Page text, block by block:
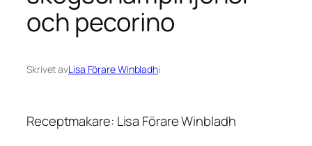
och pecorino
Skrivet avLisa Förare Winbladhi
Receptmakare: Lisa Förare Winbladh